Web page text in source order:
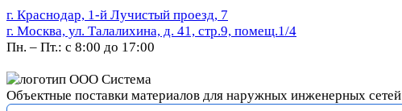
г. Краснодар, 1-й Лучистый проезд, 7
г. Москва, ул. Талалихина, д. 41, стр.9, помещ.1/4
Пн. – Пт.: с 8:00 до 17:00
Объектные поставки материалов для наружных инженерных сетей